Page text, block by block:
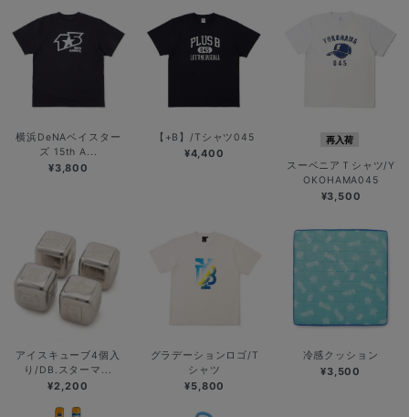
横浜DeNAベイスター
ズ 15th A...
¥3,800
【+B】/Tシャツ045
¥4,400
再入荷
スーベニアＴシャツ/Y
OKOHAMA045
¥3,500
アイスキューブ4個入
り/DB.スターマ...
¥2,200
グラデーションロゴ/T
シャツ
¥5,800
冷感クッション
¥3,500